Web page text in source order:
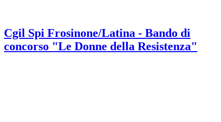
Cgil Spi Frosinone/Latina - Bando di
concorso "Le Donne della Resistenza"